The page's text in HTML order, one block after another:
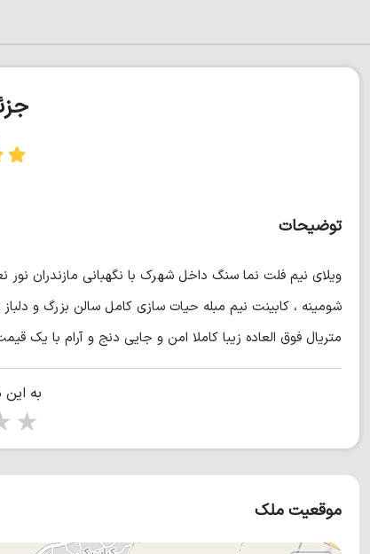
توضیحات
شومینه ، کابینت نیم مبله حیات سازی کامل سالن بزرگ و
متریال فوق العاده زیبا کاملا امن و جایی دنج و آرام با یک قیمت باور نکردنی
به
موقعیت ملک